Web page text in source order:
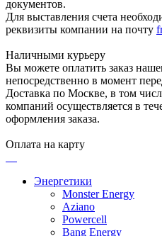
документов.
Для выставления счета
реквизиты компании на почту
Наличными курьеру
Вы можете оплатить заказ
непосредственно в момент
Доставка по Москве, в том
компаний осуществляется в
оформления заказа.
Оплата на карту
Энергетики
Monster Energy
Aziano
Powercell
Bang Energy